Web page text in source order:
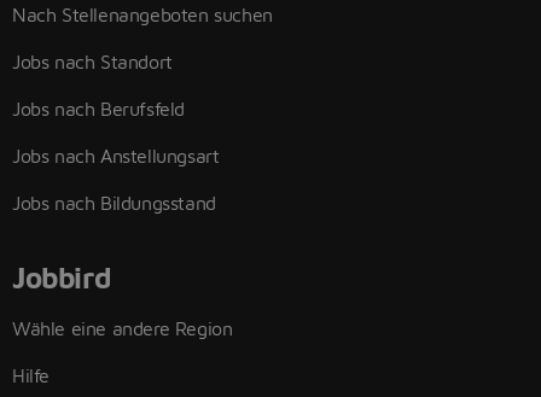
Nach Stellenangeboten suchen
Jobs nach Standort
Jobs nach Berufsfeld
Jobs nach Anstellungsart
Jobs nach Bildungsstand
Jobbird
Wähle eine andere Region
Hilfe